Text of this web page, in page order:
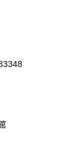
商品之後才付款」的
不需綁卡、不需儲值。
簡訊認證，即可結帳。
務後，再付款。